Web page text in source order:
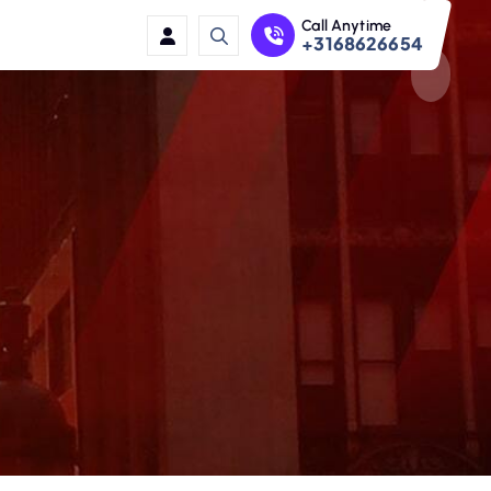
Call Anytime
+3168626654